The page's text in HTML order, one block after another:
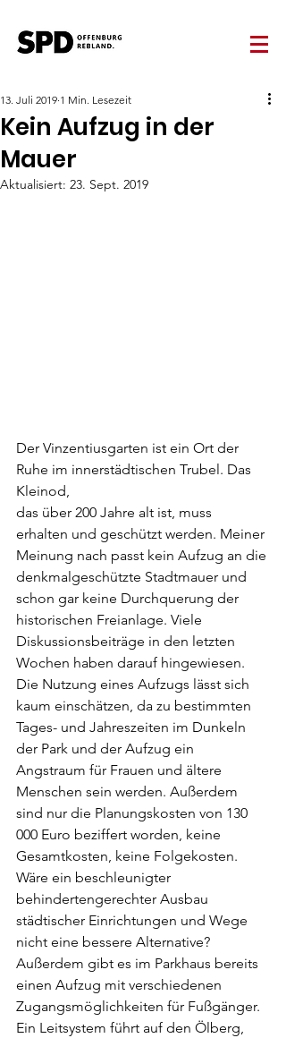
Kein Aufzug in der
Mauer
13. Juli 2019 1 Min. Lesezeit
Aktualisiert: 23. Sept. 2019
Der Vinzentiusgarten ist ein Ort der
Ruhe im innerstädtischen Trubel. Das
Kleinod,
das über 200 Jahre alt ist, muss
erhalten und geschützt werden. Meiner
Meinung nach passt kein Aufzug an die
denkmalgeschützte Stadtmauer und
schon gar keine Durchquerung der
historischen Freianlage. Viele
Diskussionsbeiträge in den letzten
Wochen haben darauf hingewiesen.
Die Nutzung eines Aufzugs lässt sich
kaum einschätzen, da zu bestimmten
Tages- und Jahreszeiten im Dunkeln
der Park und der Aufzug ein
Angstraum für Frauen und ältere
Menschen sein werden. Außerdem
sind nur die Planungskosten von 130
000 Euro beziffert worden, keine
Gesamtkosten, keine Folgekosten.
Wäre ein beschleunigter
behindertengerechter Ausbau
städtischer Einrichtungen und Wege
nicht eine bessere Alternative?
Außerdem gibt es im Parkhaus bereits
einen Aufzug mit verschiedenen
Zugangsmöglichkeiten für Fußgänger.
Ein Leitsystem führt auf den Ölberg,